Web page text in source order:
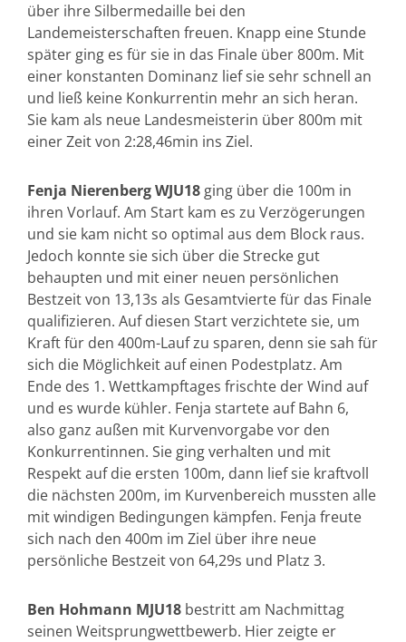
über ihre Silbermedaille bei den
Landemeisterschaften freuen. Knapp eine Stunde
später ging es für sie in das Finale über 800m. Mit
einer konstanten Dominanz lief sie sehr schnell an
und ließ keine Konkurrentin mehr an sich heran.
Sie kam als neue Landesmeisterin über 800m mit
einer Zeit von 2:28,46min ins Ziel.
Fenja Nierenberg WJU18 ging über die 100m in
ihren Vorlauf. Am Start kam es zu Verzögerungen
und sie kam nicht so optimal aus dem Block raus.
Jedoch konnte sie sich über die Strecke gut
behaupten und mit einer neuen persönlichen
Bestzeit von 13,13s als Gesamtvierte für das Finale
qualifizieren. Auf diesen Start verzichtete sie, um
Kraft für den 400m-Lauf zu sparen, denn sie sah für
sich die Möglichkeit auf einen Podestplatz. Am
Ende des 1. Wettkampftages frischte der Wind auf
und es wurde kühler. Fenja startete auf Bahn 6,
also ganz außen mit Kurvenvorgabe vor den
Konkurrentinnen. Sie ging verhalten und mit
Respekt auf die ersten 100m, dann lief sie kraftvoll
die nächsten 200m, im Kurvenbereich mussten alle
mit windigen Bedingungen kämpfen. Fenja freute
sich nach den 400m im Ziel über ihre neue
persönliche Bestzeit von 64,29s und Platz 3.
Ben Hohmann MJU18 bestritt am Nachmittag
seinen Weitsprungwettbewerb. Hier zeigte er